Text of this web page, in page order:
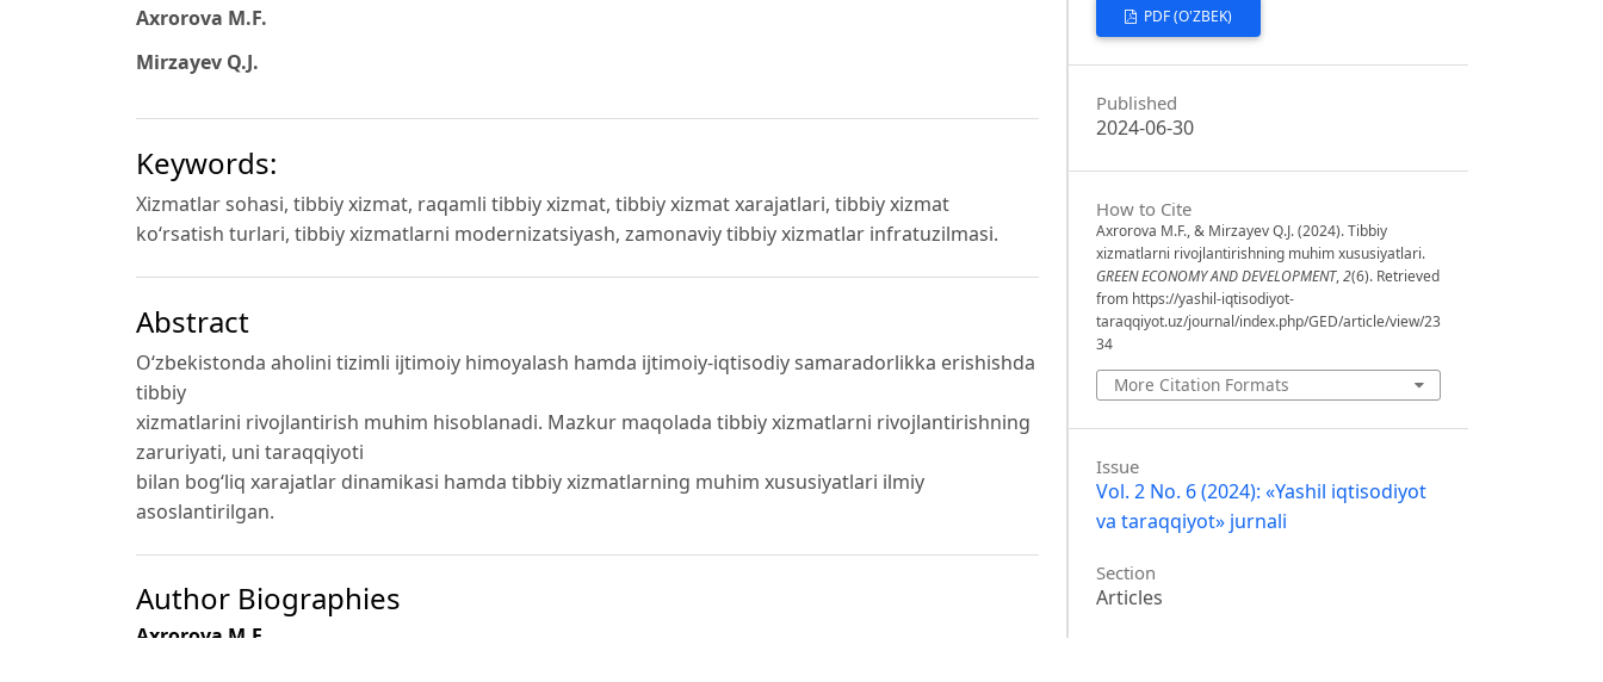
Axrorova M.F.
Mirzayev Q.J.
Keywords:
Xizmatlar sohasi, tibbiy xizmat, raqamli tibbiy xizmat, tibbiy xizmat xarajatlari, tibbiy xizmat
ko‘rsatish turlari, tibbiy xizmatlarni modernizatsiyash, zamonaviy tibbiy xizmatlar infratuzilmasi.
Abstract
O‘zbekistonda aholini tizimli ijtimoiy himoyalash hamda ijtimoiy-iqtisodiy samaradorlikka erishishda
tibbiy
xizmatlarini rivojlantirish muhim hisoblanadi. Mazkur maqolada tibbiy xizmatlarni rivojlantirishning
zaruriyati, uni taraqqiyoti
bilan bog‘liq xarajatlar dinamikasi hamda tibbiy xizmatlarning muhim xususiyatlari ilmiy
asoslantirilgan.
Author Biographies
Axrorova M.F.
PDF (O'ZBEK)
Published
2024-06-30
How to Cite
Axrorova M.F., & Mirzayev Q.J. (2024). Tibbiy
xizmatlarni rivojlantirishning muhim xususiyatlari.
GREEN ECONOMY AND DEVELOPMENT,2(6). Retrieved
from https://yashil-iqtisodiyot-
taraqqiyot.uz/journal/index.php/GED/article/view/23
34
More Citation Formats
Issue
Vol. 2 No. 6 (2024): «Yashil iqtisodiyot
va taraqqiyot» jurnali
Section
Articles